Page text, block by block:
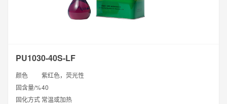
PU1030-40S-LF
颜色
紫红色，荧光性
固含量/%40
固化方式 常温或加热